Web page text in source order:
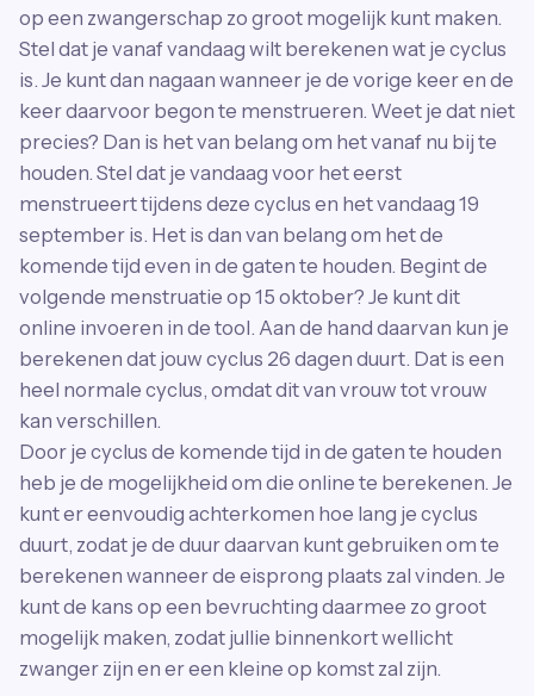
op een zwangerschap zo groot mogelijk kunt maken.
Stel dat je vanaf vandaag wilt berekenen wat je cyclus
is. Je kunt dan nagaan wanneer je de vorige keer en de
keer daarvoor begon te menstrueren. Weet je dat niet
precies? Dan is het van belang om het vanaf nu bij te
houden. Stel dat je vandaag voor het eerst
menstrueert tijdens deze cyclus en het vandaag 19
september is. Het is dan van belang om het de
komende tijd even in de gaten te houden. Begint de
volgende menstruatie op 15 oktober? Je kunt dit
online invoeren in de tool. Aan de hand daarvan kun je
berekenen dat jouw cyclus 26 dagen duurt. Dat is een
heel normale cyclus, omdat dit van vrouw tot vrouw
kan verschillen.
Door je cyclus de komende tijd in de gaten te houden
heb je de mogelijkheid om die online te berekenen. Je
kunt er eenvoudig achterkomen hoe lang je cyclus
duurt, zodat je de duur daarvan kunt gebruiken om te
berekenen wanneer de eisprong plaats zal vinden. Je
kunt de kans op een bevruchting daarmee zo groot
mogelijk maken, zodat jullie binnenkort wellicht
zwanger zijn en er een kleine op komst zal zijn.